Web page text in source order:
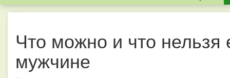
Что можно и что нельзя
мужчине